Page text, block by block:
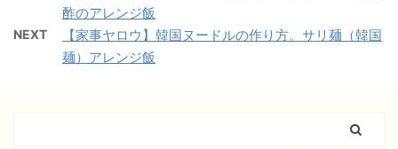
酢のアレンジ飯
NEXT
【家事ヤロウ】韓国ヌードルの作り方。サリ麺（韓国
麺）アレンジ飯